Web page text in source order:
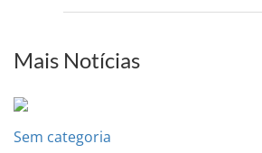
Mais Notícias
Sem categoria